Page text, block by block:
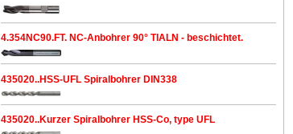
4.354NC90.FT. NC-Anbohrer 90° TIALN - beschichtet.
435020..HSS-UFL Spiralbohrer DIN338
435020..Kurzer Spiralbohrer HSS-Co, type UFL